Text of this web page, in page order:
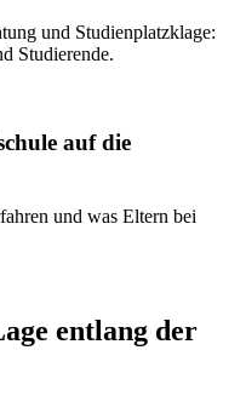
und Studienplatzklage:
Studierende.
auf die
und was Eltern bei
entlang der